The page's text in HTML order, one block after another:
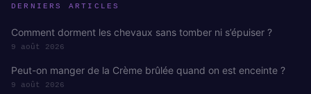
DERNIERS ARTICLES
Comment dorment les chevaux sans tomber ni s’épuiser ?
9 août 2026
Peut-on manger de la Crème brûlée quand on est enceinte ?
9 août 2026